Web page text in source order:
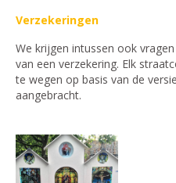
Verzekeringen
We krijgen intussen ook
van een verzekering. Elk
te wegen op basis van de
aangebracht.